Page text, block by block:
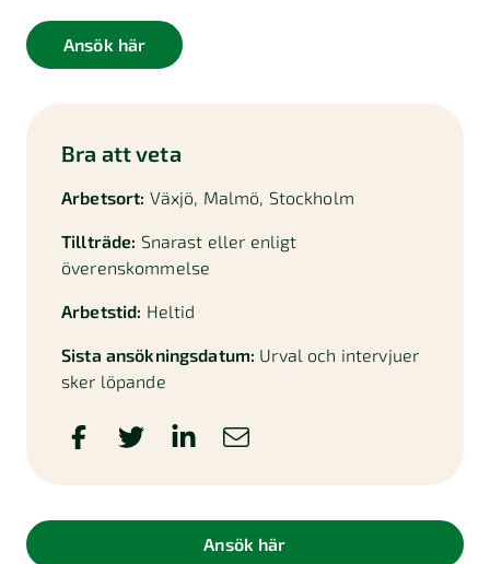
Ansök här
Bra att veta
Arbetsort: Växjö, Malmö, Stockholm
Tillträde: Snarast eller enligt
överenskommelse
Arbetstid: Heltid
Sista ansökningsdatum: Urval och intervjuer
sker löpande
Ansök här